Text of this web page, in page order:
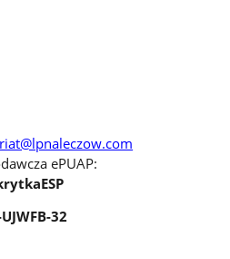
ePUAP:
32